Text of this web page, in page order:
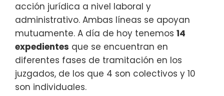
acción jurídica a nivel laboral y
administrativo. Ambas líneas se apoyan
mutuamente. A día de hoy tenemos 14
expedientes que se encuentran en
diferentes fases de tramitación en los
juzgados, de los que 4 son colectivos y 10
son individuales.